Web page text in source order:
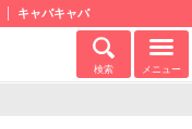
キャバキャバ
検索 メニュー